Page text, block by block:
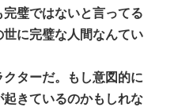
璧ではないと言ってる
に完璧な人間なんてい
ターだ。もし意図的に
きているのかもしれな